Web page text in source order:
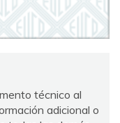
técnico al
adicional o